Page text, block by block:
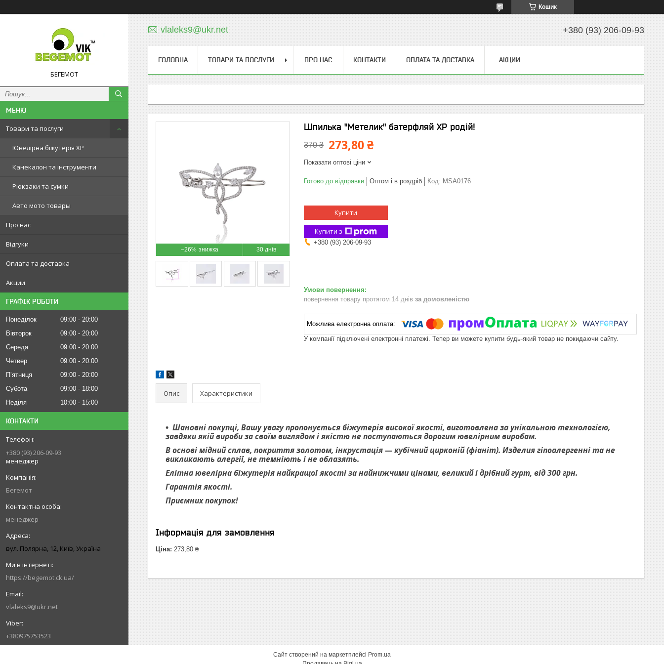
Кошик
БЕГЕМОТ
Товари та послуги
Ювелірна біжутерія XP
Канекалон та інструменти
Рюкзаки та сумки
Авто мото товары
Про нас
Відгуки
Оплата та доставка
Акции
ГРАФІК РОБОТИ
Понеділок 09:00
20:00
Вівторок
09:00
20:00
Середа
09:00
20:00
Четвер
09:00
20:00
Пʼятниця
09:00
20:00
Субота
09:00
18:00
Неділя
10:00 15:00
КОНТАКТИ
+380 (93) 206-09-93
менеджер
Бегемот
менеджер
вул. Полярна, 12, Київ, Україна
https://begemot.ck.ua/
vlaleks9@ukr.net
+380975753523
vlaleks9@ukr.net +380 (93) 206-09-93
ГОЛОВНА ТОВАРИ ТА ПОСЛУГИ ПРО НАС КОНТАКТИ ОПЛАТА ТА ДОСТАВКА АКЦИИ
–26% 30 днів
Шпилька "Метелик" батерфляй ХР родій!
370 ₴ 273,80 ₴
Показати оптові ціни
Готово до відправки Оптом і в роздріб Код: MSA0176
Купити
Купити з
+380 (93) 206-09-93
повернення товару протягом 14 днів за домовленістю
У компанії підключені електронні платежі. Тепер ви можете купити будь-який товар не покидаючи сайту.
Опис Характеристики
Шановні покупці, Вашу увагу пропонується біжутерія високої якості, виготовлена за унікальною технологією,
завдяки якій вироби за своїм виглядом і якістю не поступаються дорогим ювелірним виробам.
В основі мідний сплав, покриття золотом, інкрустація — кубічний цирконій (фіаніт). Изделия гіпоалергенні та не
викликають алергії, не темніють і не облазять.
Елітна ювелірна біжутерія найкращої якості за найнижчими цінами, великий і дрібний гурт, від 300 грн.
Гарантія якості.
Приємних покупок!
Інформація для замовлення
Ціна: 273,80 ₴
Сайт створений на маркетплейсі Prom.ua